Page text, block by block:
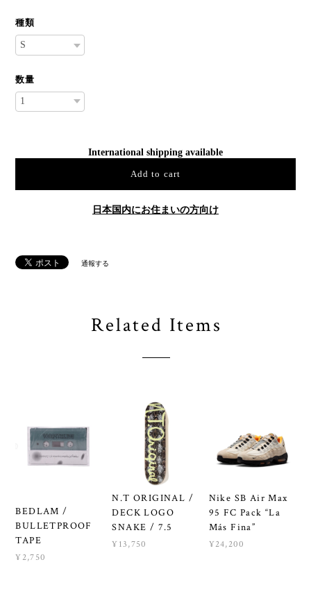
種類
数量
International shipping available
Add to cart
日本国内にお住まいの方向け
通報する
Related Items
BEDLAM /
BULLETPROOF
TAPE
¥2,750
N.T ORIGINAL /
DECK LOGO
SNAKE / 7.5
¥13,750
Nike SB Air Max
95 FC Pack “La
Más Fina”
¥24,200